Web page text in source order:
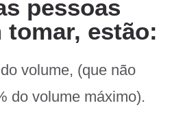
pessoas
tomar, estão:
volume, (que não
do volume máximo).